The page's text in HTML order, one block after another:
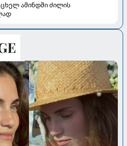
ცხელ ამინდში ძილის